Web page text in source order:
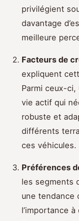
privilégient
davantage
meilleure
Facteurs de
expliquent
Parmi ceux-
vie actif qui
robuste et
différents
ces véhicules.
Préférences
les segments
une tendance
l’importance